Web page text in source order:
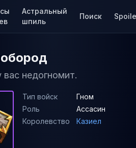
Астральный
шпиль
Поиск
недогномит.
Тип войск
Гном
Роль
Ассасин
Королевство
Казиел